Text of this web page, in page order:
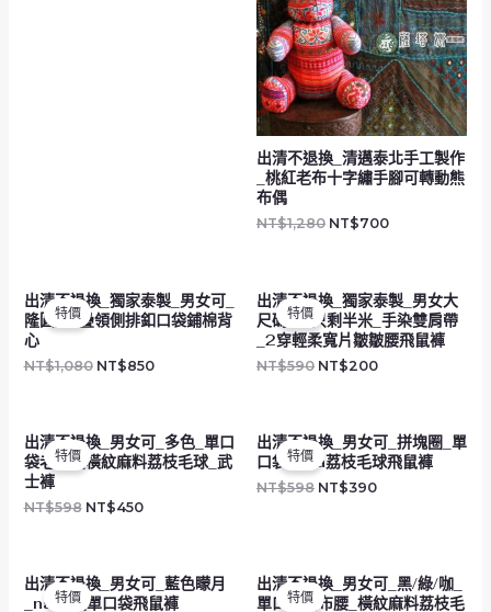
出清不退換_清邁泰北手工製作
_桃紅老布十字繡手腳可轉動熊
布偶
NT$1,280 NT$700
特價
出清不退換_獨家泰製_男女可_
隆圓_交疊領側排釦口袋鋪棉背
心
NT$1,080
始
價
NT$1,080。
NT$850
前
價
特價
出清不退換_獨家泰製_男女大
尺碼可_只剩半米_手染雙肩帶
_2穿輕柔寬片皺皺腰飛鼠褲
NT$590
始
價
格：
NT$590。
NT$200
前
價
格：
特價
出清不退換_男女可_多色_單口
袋老布腰橫紋麻料荔枝毛球_武
士褲
NT$598
始
價
NT$598。
NT$450
前
價
特價
出清不退換_男女可_拼塊圈_單
口袋naka荔枝毛球飛鼠褲
NT$598
始
價
格：
NT$598。
NT$390
前
價
特價
出清不退換_男女可_藍色矇月
_naka腰單口袋飛鼠褲
始
價
前
價
特價
出清不退換_男女可_黑/綠/咖_
單口袋老布腰_橫紋麻料荔枝毛
始
價
前
價